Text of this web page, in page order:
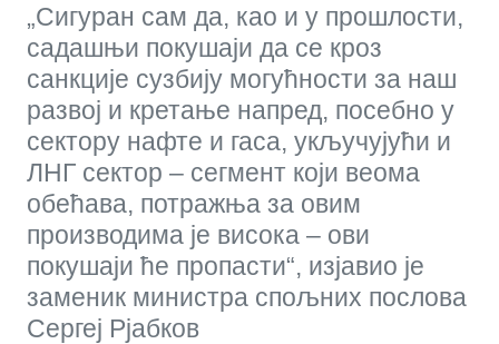
„Сигуран сам да, као и у прошлости,
садашњи покушаји да се кроз
санкције сузбију могућности за наш
развој и кретање напред, посебно у
сектору нафте и гаса, укључујући и
ЛНГ сектор – сегмент који веома
обећава, потражња за овим
производима је висока – ови
покушаји ће пропасти“, изјавио је
заменик министра спољних послова
Сергеј Рјабков